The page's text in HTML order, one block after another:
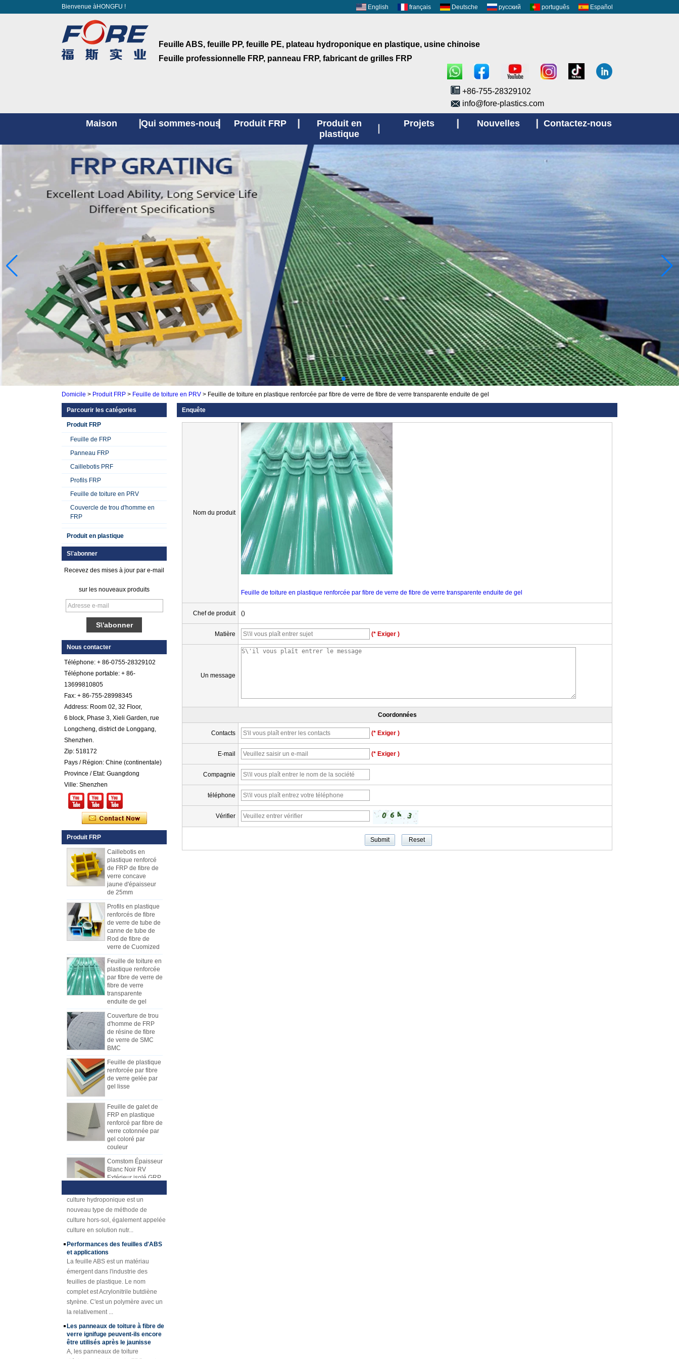
Bienvenue àHONGFU ! English français Deutsche русский português Español
Feuille ABS, feuille PP, feuille PE, plateau hydroponique en plastique, usine chinoise
Feuille professionnelle FRP, panneau FRP, fabricant de grilles FRP
+86-755-28329102
info@fore-plastics.com
Maison Qui sommes-nous Produit FRP
Produit en
plastique
Projets Nouvelles Contactez-nous
Domicile > Produit FRP > Feuille de toiture en PRV > Feuille de toiture en plastique renforcée par fibre de verre de fibre de verre transparente enduite de gel
Parcourir les catégories
Produit FRP
Feuille de FRP
Panneau FRP
Caillebotis PRF
Profils FRP
Feuille de toiture en PRV
Couvercle de trou d'homme en
FRP
Produit en plastique
S\'abonner
Recevez des mises à jour par e-mail
sur les nouveaux produits
Nous contacter
Téléphone: + 86-0755-28329102
Téléphone portable: + 86-
13699810805
Fax: + 86-755-28998345
Address: Room 02, 32 Floor,
6 block, Phase 3, Xieli Garden, rue
Longcheng, district de Longgang,
Shenzhen.
Zip: 518172
Pays / Région: Chine (continentale)
Province / Etat: Guangdong
Ville: Shenzhen
Produit FRP
Feuille de plastique
renforcée par fibre
de verre gelée par
renforcé par fibre de
gel coloré par
couleur
Comstom Épaisseur
vendre
centrale de
plastique renforcé
par fibre de verre de
fibre de verre pour
plastique renforcé
de FRP de fibre de
verre concave
jaune d'épaisseur
de 25mm
Profils en plastique
renforcés de fibre
de verre de tube de
canne de tube de
Rod de fibre de
verre de Cuomized
Feuille de toiture en
plastique renforcée
par fibre de verre de
fibre de verre
transparente
enduite de gel
Couverture de trou
d'homme de FRP
de résine de fibre
de verre de SMC
BMC
Feuille de plastique
renforcée par fibre
de verre gelée par
gel lisse
FRP en plastique
renforcé par fibre de
verre cotonnée par
gel coloré par
couleur
Comstom Épaisseur
Blanc Noir RV
Extérieur isolé GRP
FRP Panneaux à
Panneau composé
de mousse d'unité
centrale de
plastique renforcé
par fibre de verre de
des remorques
Caillebotis en
plastique renforcé
verre concave
jaune d'épaisseur
de 25mm
Profils en plastique
renforcés de fibre
de verre de tube de
canne de tube de
Rod de fibre de
verre de Cuomized
Comment choisir les panneaux de
carrosserie de camion réfrigéré
En raison du coût, de l'installation et
de la construction, les panneaux
des camions frigorifiques ont été
progressivement fabriqués en
panneaux composites de PRF. Les
panneaux composites en PRF sont
constitués de méplats en PRF et
sont utilisés comme deux couches
de fond et de sommet, en plus du
rôle de contrôle du poids, et ont
également une bonne résistance
aux chocs. La couche intermédiaire
utilise différents types de matériaux
de noyau, tels que le matériau de
noyau de nid d'abeilles de pp, le
matériel de noyau de XPS, le
matériel de noyau d'unité centrale,
etc.,
Les différences entre la feuille de
mécanisme de FRP et les feuilles
de Lay-up de main
Au début de l'industrie, la main-
d'œuvre était habituellement utilisée
pour fabriquer des FRP, mais la
plupart des fabricants utilisent
maintenant la ligne de production
pour produire des feuilles de PRF.
La feuille de mécanisme de FRP
a progressivement remplacé la
feuille de drapage de main. La
feuille de mécanisme de FRP
de la disposition de main. La
plaque de mécanisme FRP a une
qualité stable et une épaisseur
uniforme. Surface rentable, propre
et brillante.
Présentation de la culture
hydroponique Technique et
avantages
1) Présentation hydroponiqueLa
nouveau type de méthode de
culture hors-sol, également appelée
culture en solution nutr...
Performances des feuilles d'ABS
et applications
La feuille ABS est un matériau
émergent dans l'industrie des
feuilles de plastique. Le nom
complet est Acrylonitrile butdiène
styrène. C'est un polymère avec un
la relativement ...
Les panneaux de toiture à fibre de
verre ignifuge peuvent-ils encore
être utilisés après le jaunisse
A, les panneaux de toiture
d'éclairage ignifuge de FRP sont
Enquête
Nom du produit
Feuille de toiture en plastique renforcée par fibre de verre de fibre de verre transparente enduite de gel
Chef de produit ()
Matière (* Exiger )
Un message
Coordonnées
Contacts (* Exiger )
E-mail (* Exiger )
Compagnie
téléphone
Vérifier